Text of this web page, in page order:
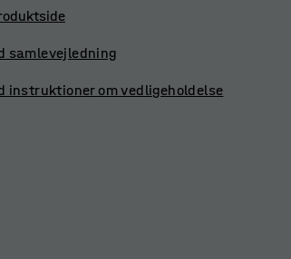
samlevejledning
instruktioner om vedligeholdelse